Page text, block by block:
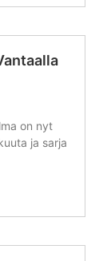
on nyt
ja sarja